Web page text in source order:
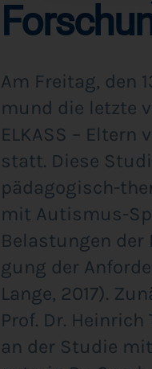
Am Frei­tag, den
mund die letz­te
ELKASS –
statt. Die­se
päd­ago­gisch-
mit Autis­mus-
Belas­tun­gen
gung der
Lan­ge, 2017).
Prof. Dr.
an der Stu­die